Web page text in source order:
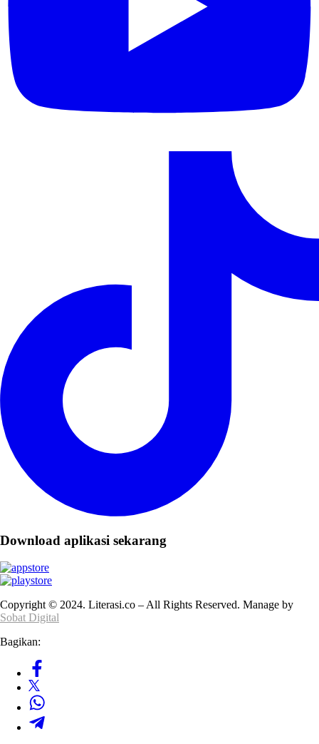
Download aplikasi sekarang
Copyright © 2024. Literasi.co – All Rights Reserved. Manage by
Sobat Digital
Bagikan: